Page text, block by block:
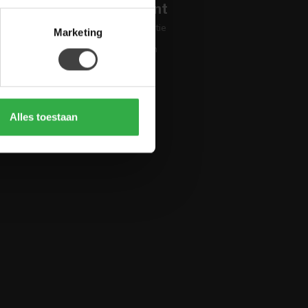
Marketing
Alles toestaan
Mijn account
Account informatie
Mijn bestellingen
Mijn tickets
Alle producten